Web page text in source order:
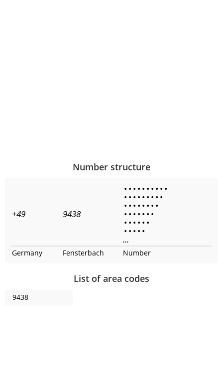
Number structure
+49 9438
• • • • • • • • • •
• • • • • • • • •
• • • • • • • •
• • • • • • •
• • • • • •
• • • • •
...
Germany Fensterbach Number
List of area codes
9438